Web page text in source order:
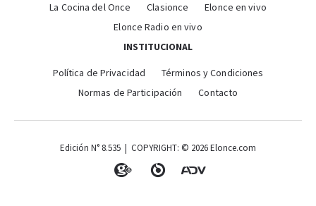
La Cocina del Once
Clasionce
Elonce en vivo
Elonce Radio en vivo
INSTITUCIONAL
Política de Privacidad
Términos y Condiciones
Normas de Participación
Contacto
Edición N° 8.535 | COPYRIGHT: © 2026 Elonce.com